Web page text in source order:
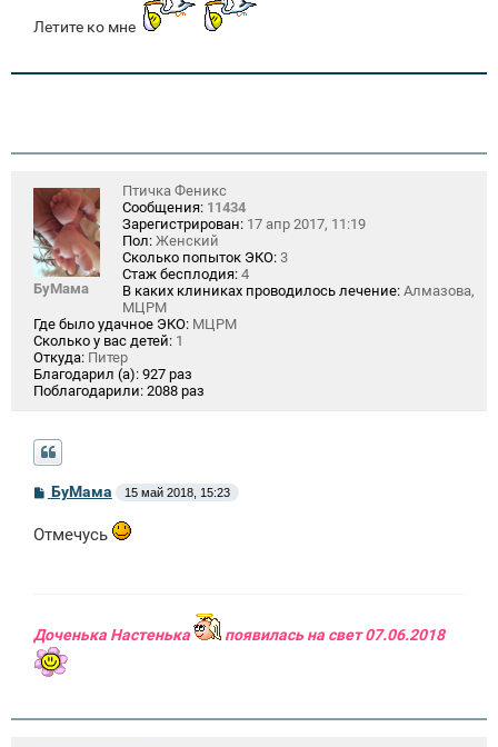
Летите ко мне
БуМама
Птичка Феникс
Сообщения: 11434
Зарегистрирован: 17 апр 2017, 11:19
Пол: Женский
Сколько попыток ЭКО: 3
Стаж бесплодия: 4
В каких клиниках проводилось лечение: Алмазова,
МЦРМ
Где было удачное ЭКО: МЦРМ
Сколько у вас детей: 1
Откуда: Питер
Благодарил (а): 927 раз
Поблагодарили: 2088 раз
С
б
БуМама 15 май 2018, 15:23
Отмечусь
Доченька Настенька появилась на свет 07.06.2018